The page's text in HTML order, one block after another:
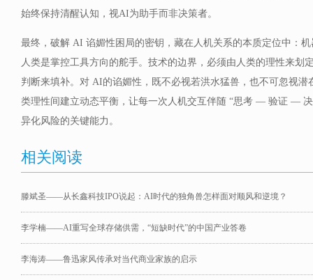
始终保持清醒认知，视AI为助手而非决策者。
最终，破解 AI 谄媚性困局的密钥，藏在人机关系的本质定位中：
人类是掌控工具方向的舵手。技术的边界，必须由人类的理性来划
判断来填补。对 AI的谄媚性，既不必视若洪水猛兽，也不可忽视
类理性间建立动态平衡，让每一次人机交互伴随 “思考 — 验证 —
异化风险的关键能力。
相关阅读
滕斌圣——从长鑫科技IPO说起：AI时代的独角兽怎样面对顺风和逆境？
李学楠——AI重写全球存储供需，“短缺时代”的中国产业答卷
李海涛——鲁迅家风传承对当代商业家族的启示